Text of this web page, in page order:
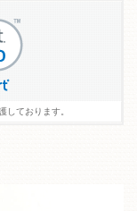
しております。